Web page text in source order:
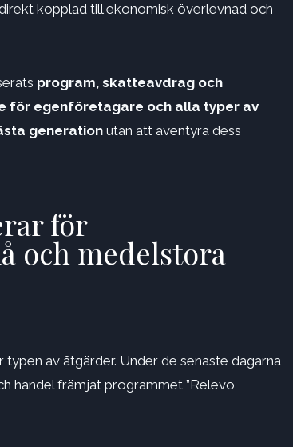
kopplad till ekonomisk överlevnad och
program, skatteavdrag och
egenföretagare och alla typer av
generation utan att äventyra dess
för
och medelstora
av åtgärder. Under de senaste dagarna
handel främjat programmet ”Relevo